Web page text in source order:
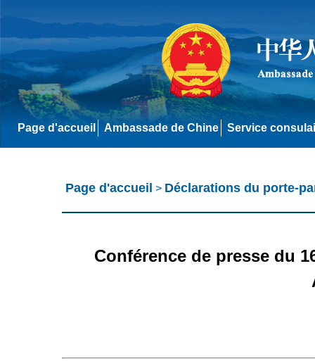
Page d'accueil Ambassade de Chine Service
Page d'accueil > Déclarations du porte-
Conférence de presse du